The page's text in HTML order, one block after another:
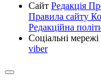
Сайт Редакція
Правила сайту
Редакційна
Соціальні мережі
viber